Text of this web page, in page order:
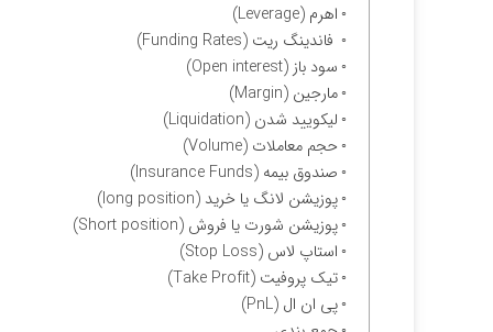
اهرم (Leverage)
فاندینگ ریت (Funding Rates)
سود باز (Open interest)
مارجین (Margin)
لیکویید شدن (Liquidation)
حجم معاملات (Volume)
صندوق بیمه (Insurance Funds)
پوزیشن لانگ یا خرید (long position)
پوزیشن شورت یا فروش (Short position)
استاپ لاس (Stop Loss)
تیک پروفیت (Take Profit)
پی ان ال (PnL)